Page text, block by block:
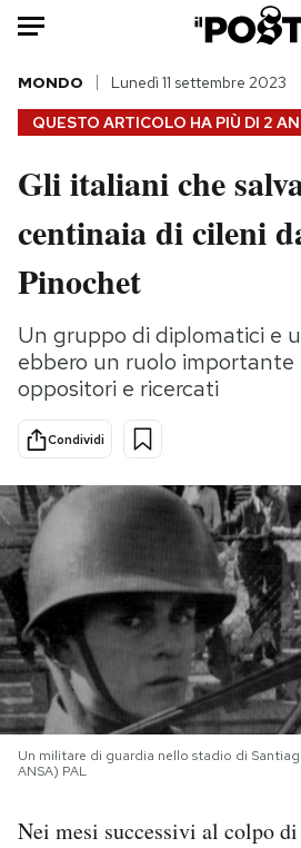
Auto
HOME
Italia
Politica
Tecnologia
Scienza
Cultura
Sport
PODCAST
NEWSLETTER
I MIEI PREFERITI
SHOP
CALENDARIO
QUESTO ARTICOLO HA PIÙ DI 2
MONDO Lunedì 11 settembre 2023
Gli italiani che
centinaia di cileni
Pinochet
Un gruppo di diplomatici e
ebbero un ruolo
oppositori e ricercati
Condividi
Un militare di guardia nello stadio di
ANSA) PAL
Nei mesi successivi al colpo